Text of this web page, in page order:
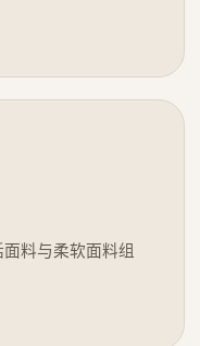
料与柔软面料组